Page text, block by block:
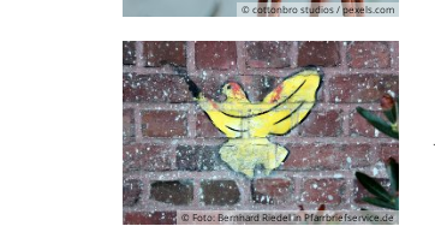
© cottonbro studios / pexels.com
© Foto: Bernhard Riedel in Pfarrbriefservice.de